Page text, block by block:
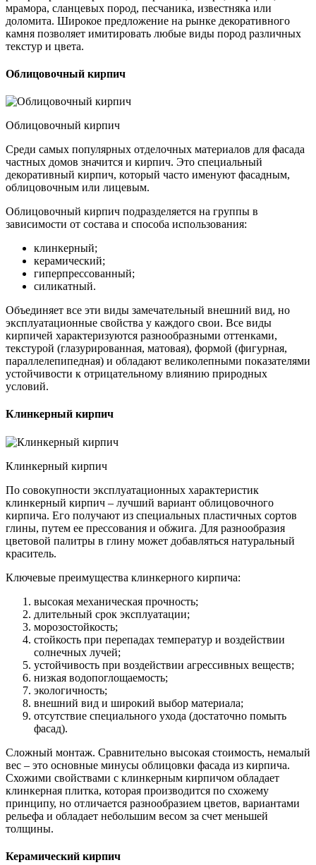
мрамора, сланцевых пород, песчаника, известняка или
доломита. Широкое предложение на рынке декоративного
камня позволяет имитировать любые виды пород различных
текстур и цвета.
Облицовочный кирпич
Облицовочный кирпич
Среди самых популярных отделочных материалов для фасада
частных домов значится и кирпич. Это специальный
декоративный кирпич, который часто именуют фасадным,
облицовочным или лицевым.
Облицовочный кирпич подразделяется на группы в
зависимости от состава и способа использования:
клинкерный;
керамический;
гиперпрессованный;
силикатный.
Объединяет все эти виды замечательный внешний вид, но
эксплуатационные свойства у каждого свои. Все виды
кирпичей характеризуются разнообразными оттенками,
текстурой (глазурированная, матовая), формой (фигурная,
параллелепипедная) и обладают великолепными показателями
устойчивости к отрицательному влиянию природных
условий.
Клинкерный кирпич
Клинкерный кирпич
По совокупности эксплуатационных характеристик
клинкерный кирпич – лучший вариант облицовочного
кирпича. Его получают из специальных пластичных сортов
глины, путем ее прессования и обжига. Для разнообразия
цветовой палитры в глину может добавляться натуральный
краситель.
Ключевые преимущества клинкерного кирпича:
высокая механическая прочность;
длительный срок эксплуатации;
морозостойкость;
стойкость при перепадах температур и воздействии
солнечных лучей;
устойчивость при воздействии агрессивных веществ;
низкая водопоглощаемость;
экологичность;
внешний вид и широкий выбор материала;
отсутствие специального ухода (достаточно помыть
фасад).
Сложный монтаж. Сравнительно высокая стоимость, немалый
вес – это основные минусы облицовки фасада из кирпича.
Схожими свойствами с клинкерным кирпичом обладает
клинкерная плитка, которая производится по схожему
принципу, но отличается разнообразием цветов, вариантами
рельефа и обладает небольшим весом за счет меньшей
толщины.
Керамический кирпич